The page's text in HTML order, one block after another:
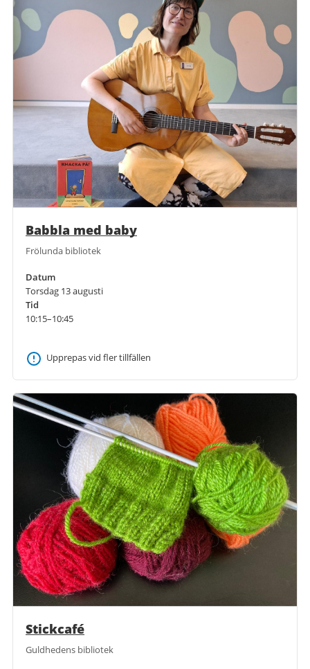
Babbla med baby
Frölunda bibliotek
Datum
Torsdag 13 augusti
Tid
10:15–10:45
Upprepas vid fler tillfällen
Stickcafé
Guldhedens bibliotek